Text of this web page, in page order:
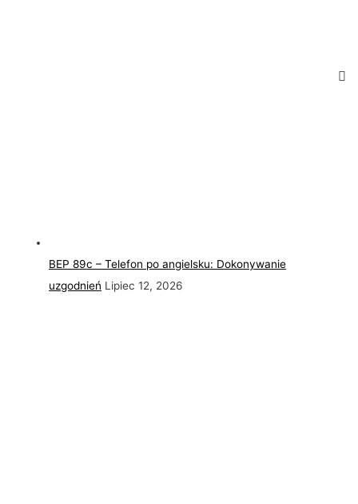
BEP 89c – Telefon po angielsku: Dokonywanie
uzgodnień Lipiec 12, 2026